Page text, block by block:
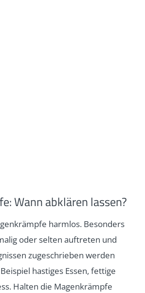
Wann abklären lassen?
harmlos. Besonders
oder selten auftreten und
zugeschrieben werden
hastiges Essen, fettige
Halten die Magenkrämpfe